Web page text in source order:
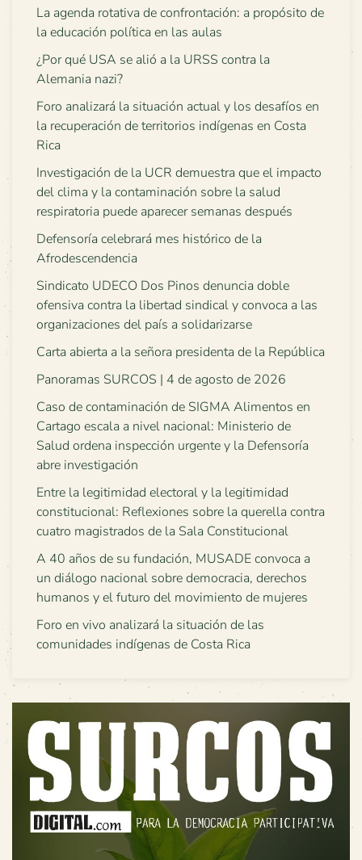
La agenda rotativa de confrontación: a propósito de
la educación política en las aulas
¿Por qué USA se alió a la URSS contra la
Alemania nazi?
Foro analizará la situación actual y los desafíos en
la recuperación de territorios indígenas en Costa
Rica
Investigación de la UCR demuestra que el impacto
del clima y la contaminación sobre la salud
respiratoria puede aparecer semanas después
Defensoría celebrará mes histórico de la
Afrodescendencia
Sindicato UDECO Dos Pinos denuncia doble
ofensiva contra la libertad sindical y convoca a las
organizaciones del país a solidarizarse
Carta abierta a la señora presidenta de la República
Panoramas SURCOS | 4 de agosto de 2026
Caso de contaminación de SIGMA Alimentos en
Cartago escala a nivel nacional: Ministerio de
Salud ordena inspección urgente y la Defensoría
abre investigación
Entre la legitimidad electoral y la legitimidad
constitucional: Reflexiones sobre la querella contra
cuatro magistrados de la Sala Constitucional
A 40 años de su fundación, MUSADE convoca a
un diálogo nacional sobre democracia, derechos
humanos y el futuro del movimiento de mujeres
Foro en vivo analizará la situación de las
comunidades indígenas de Costa Rica